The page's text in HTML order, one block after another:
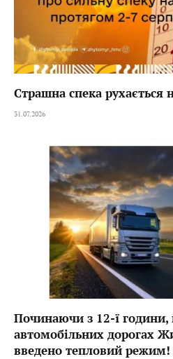
Страшна спека
31.07.2026
Починаючи з 12-ї
автомобільних дорогах
введено тепловий режим!